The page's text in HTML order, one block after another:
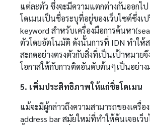
แต่ละตัว ซึ่งจะมีความแตกต่างกันออกไป
โดเมนเป็นชื่อระบุที่อยู่ของเว็บไซต์ซึ่งเ
keyword สำหรับเครื่องมือการค้นหา
ตัวโดยอัตโนมัติ ดังนั้นการที่ IDN ทำให้
สะกดอย่างตรงตัวกับสิ่งที่เป็นเป้าหมาย
โอกาสให้กับการติดอันดับต้นๆเป็นอย่าง
5. เพิ่มประสิทธิภาพให้แก่ชื่อโดเมน
แม้จะมีผู้กล่าวถึงความสามารถของเครื่
address bar สมัยใหม่ที่ทำให้ค้นเจอเว็บ